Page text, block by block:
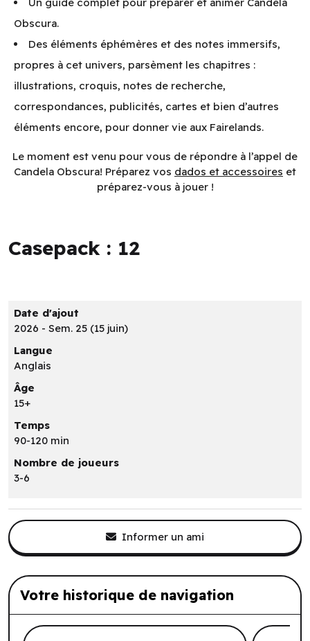
Obscura.
Des éléments éphémères et des notes immersifs,
propres à cet univers, parsèment les chapitres :
illustrations, croquis, notes de recherche,
correspondances, publicités, cartes et bien d’autres
éléments encore, pour donner vie aux Fairelands.
Le moment est venu pour vous de répondre à l’appel de
Candela Obscura! Préparez vos dados et accessoires et
préparez-vous à jouer !
Casepack : 12
Date d'ajout
2026 - Sem. 25 (15 juin)
Langue
Anglais
Âge
15+
Temps
90-120 min
Nombre de joueurs
3-6
Informer un ami
Votre historique de navigation
Liste de produits suggérés: Votre